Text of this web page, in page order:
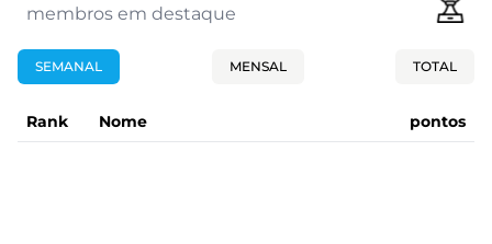
membros em destaque
SEMANAL MENSAL TOTAL
Rank Nome pontos